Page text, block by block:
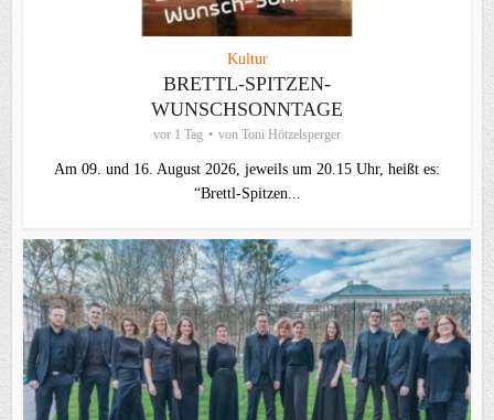
Kultur
BRETTL-SPITZEN-
WUNSCHSONNTAGE
vor 1 Tag von Toni Hötzelsperger
Am 09. und 16. August 2026, jeweils um 20.15 Uhr, heißt es:
“Brettl-Spitzen...